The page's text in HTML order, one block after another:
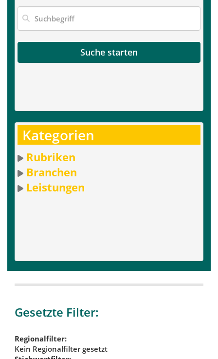
Suche starten
Kategorien
Rubriken
Branchen
Leistungen
Gesetzte Filter:
Regionalfilter:
Kein Regionalfilter gesetzt